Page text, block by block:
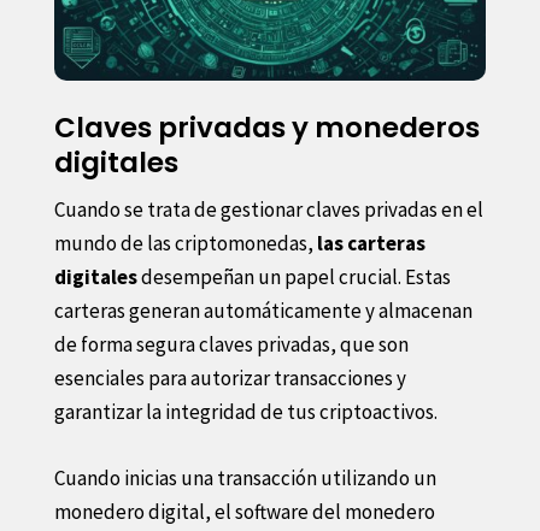
Claves privadas y monederos
digitales
Cuando se trata de gestionar claves privadas en el
mundo de las criptomonedas, las carteras
digitalesdesempeñan un papel crucial. Estas
carteras generan automáticamente y almacenan
de forma segura claves privadas, que son
esenciales para autorizar transacciones y
garantizar la integridad de tus criptoactivos.
Cuando inicias una transacción utilizando un
monedero digital, el software del monedero